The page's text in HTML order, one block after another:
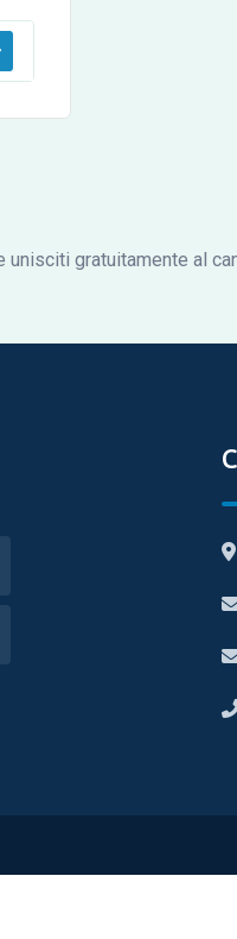
gratuitamente al